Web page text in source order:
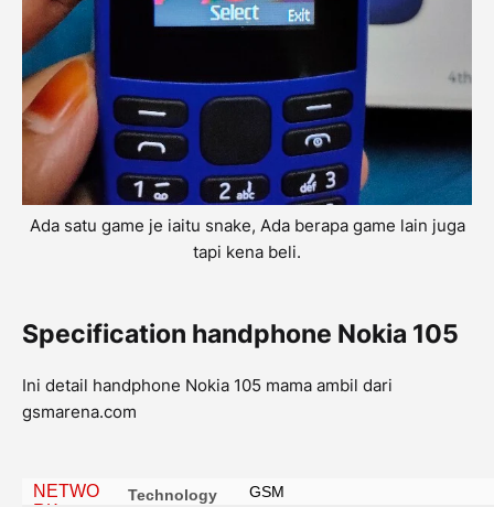
Ada satu game je iaitu snake, Ada berapa game lain juga
tapi kena beli.
Specification handphone Nokia 105
Ini detail handphone Nokia 105 mama ambil dari
gsmarena.com
NETWO
Technology GSM